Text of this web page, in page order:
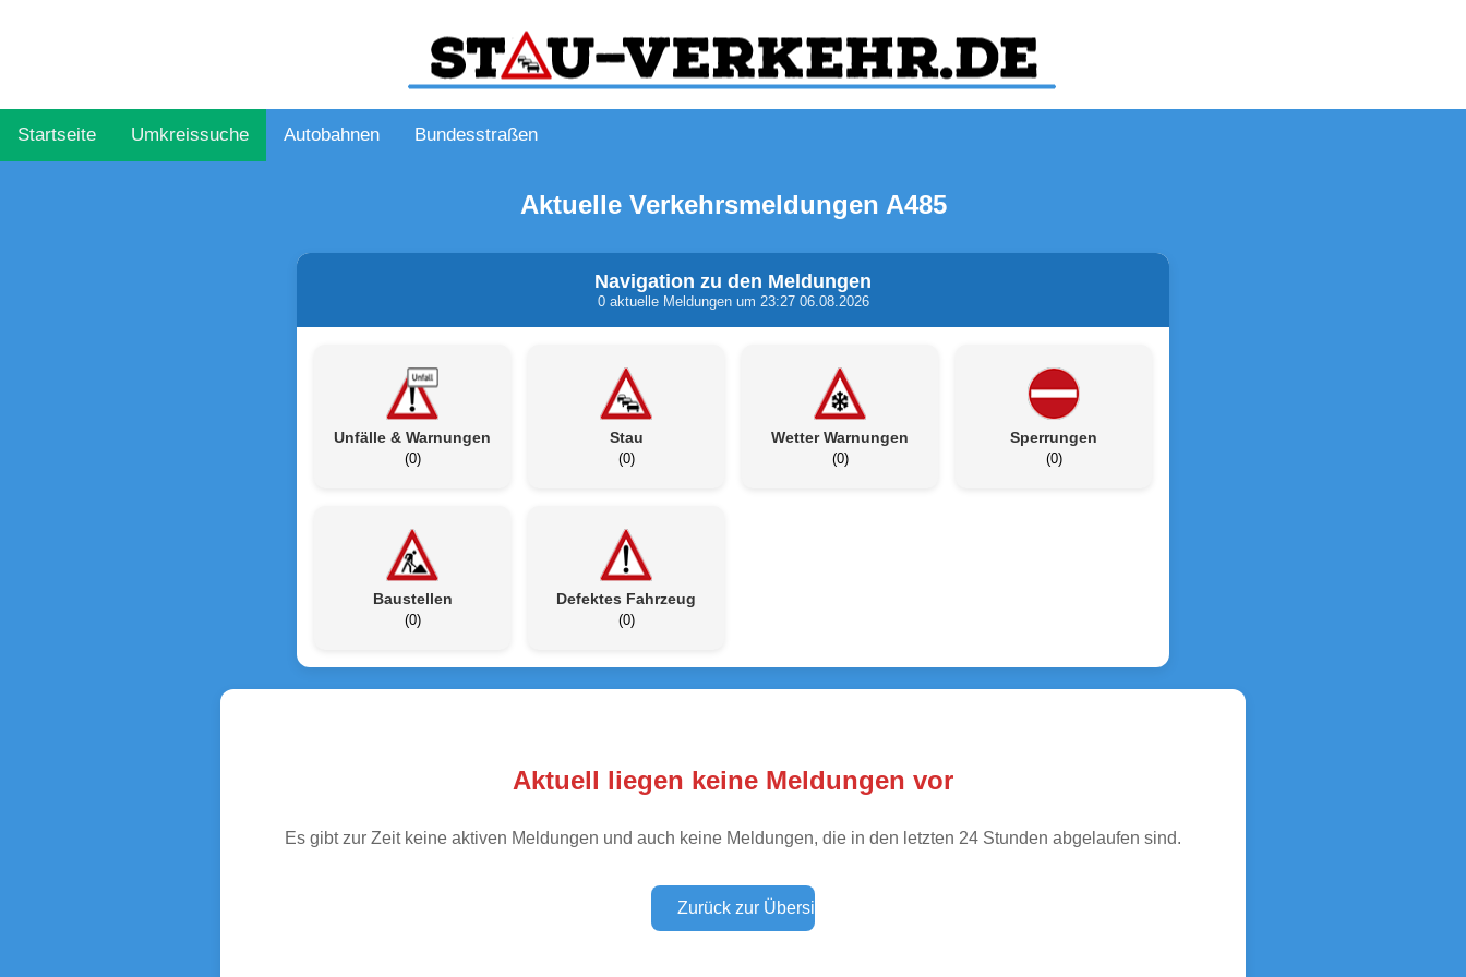
Startseite Umkreissuche Autobahnen Bundesstraßen
Aktuelle Verkehrsmeldungen A485
Navigation zu den Meldungen
0 aktuelle Meldungen um 23:27 06.08.2026
Unfälle & Warnungen
(0)
Stau
(0)
Wetter Warnungen
(0)
Sperrungen
(0)
Baustellen
(0)
Defektes Fahrzeug
(0)
Aktuell liegen keine Meldungen vor
Es gibt zur Zeit keine aktiven Meldungen und auch keine Meldungen, die in den letzten 24 Stunden abgelaufen sind.